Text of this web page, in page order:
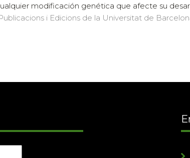
modificación genética que afecte su
i Edicions de la Universitat de